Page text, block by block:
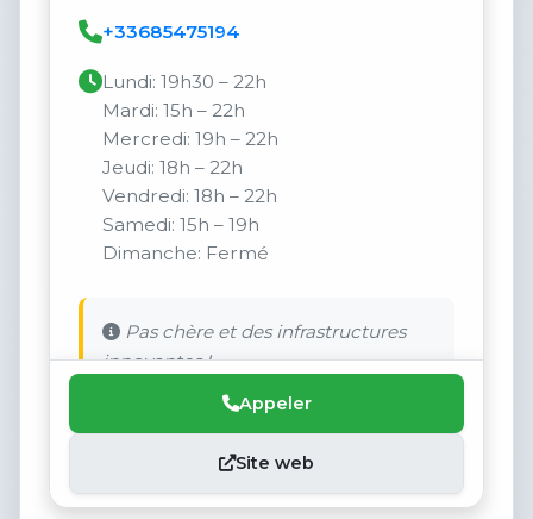
+33685475194
Lundi: 19h30 – 22h
Mardi: 15h – 22h
Mercredi: 19h – 22h
Jeudi: 18h – 22h
Vendredi: 18h – 22h
Samedi: 15h – 19h
Dimanche: Fermé
Pas chère et des infrastructures
innovantes !
Appeler
Site web